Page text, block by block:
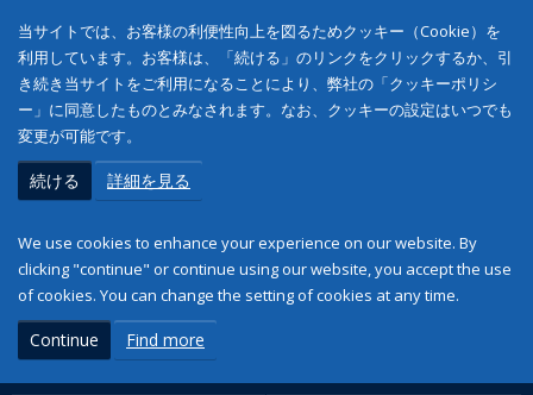
当サイトでは、お客様の利便性向上を図るためクッキー（Cookie）を
利用しています。お客様は、「続ける」のリンクをクリックするか、引
き続き当サイトをご利用になることにより、弊社の「クッキーポリシ
ー」に同意したものとみなされます。なお、クッキーの設定はいつでも
変更が可能です。
続ける 詳細を見る
We use cookies to enhance your experience on our website. By
clicking "continue" or continue using our website, you accept the use
of cookies. You can change the setting of cookies at any time.
Continue Find more